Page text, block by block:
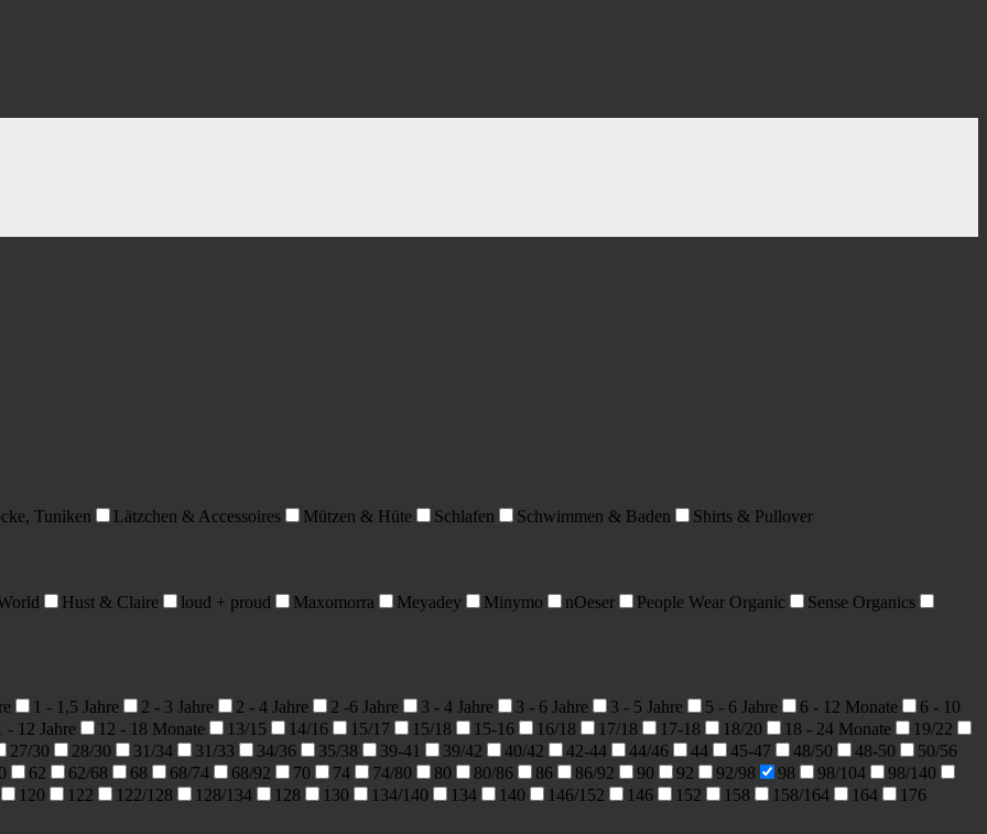
Tuniken Lätzchen & Accessoires Mützen & Hüte Schlafen Schwimmen & Baden
Shirts & Pullover
Hust & Claire loud + proud Maxomorra Meyadey Minymo nOeser People Wear Organic
Sense Organics
1 - 1,5 Jahre 2 - 3 Jahre 2 - 4 Jahre 2 -6 Jahre 3 - 4 Jahre 3 - 6 Jahre 3 - 5 Jahre 5 - 6 Jahre 6 - 12 Monate
6 - 10
- 12 Jahre 12 - 18 Monate 13/15 14/16 15/17 15/18 15-16 16/18 17/18 17-18 18/20 18 - 24 Monate
19/22
27/30 28/30 31/34 31/33 34/36 35/38 39-41 39/42 40/42 42-44 44/46 44 45-47 48/50 48-50
50/56
62 62/68 68 68/74 68/92 70 74 74/80 80 80/86 86 86/92 90 92 92/98 98 98/104
98/140
120 122 122/128 128/134 128 130 134/140 134 140 146/152 146 152 158 158/164 164
176